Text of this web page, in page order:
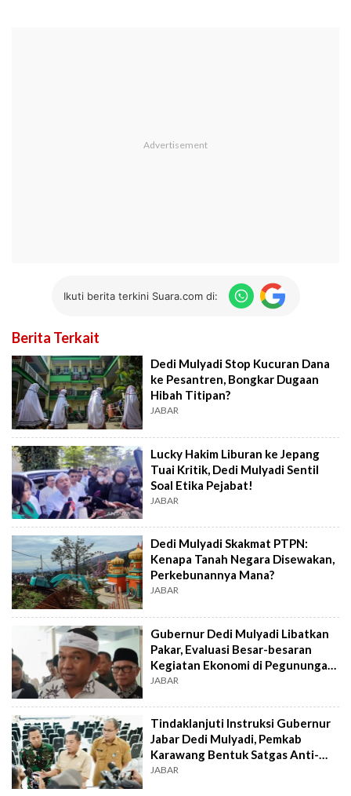
Ikuti berita terkini Suara.com di:
Berita Terkait
Dedi Mulyadi Stop Kucuran Dana
ke Pesantren, Bongkar Dugaan
Hibah Titipan?
JABAR
Lucky Hakim Liburan ke Jepang
Tuai Kritik, Dedi Mulyadi Sentil
Soal Etika Pejabat!
JABAR
Dedi Mulyadi Skakmat PTPN:
Kenapa Tanah Negara Disewakan,
Perkebunannya Mana?
JABAR
Gubernur Dedi Mulyadi Libatkan
Pakar, Evaluasi Besar-besaran
Kegiatan Ekonomi di Pegunungan
Jabar
JABAR
Tindaklanjuti Instruksi Gubernur
Jabar Dedi Mulyadi, Pemkab
Karawang Bentuk Satgas Anti-
Premanisme
JABAR